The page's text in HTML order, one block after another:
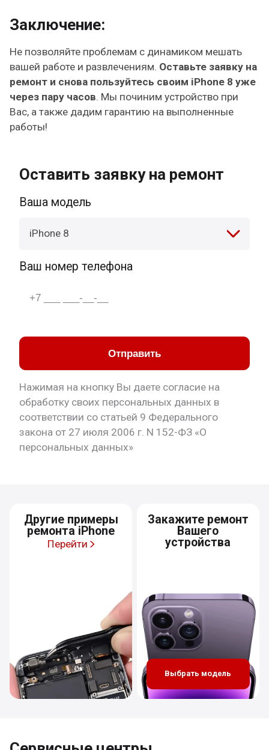
Заключение:
Не позволяйте проблемам с динамиком мешать
вашей работе и развлечениям. Оставьте заявку на
ремонт и снова пользуйтесь своим iPhone 8 уже
через пару часов. Мы починим устройство при
Вас, а также дадим гарантию на выполненные
работы!
Оставить заявку на ремонт
Ваша модель
iPhone 8
Ваш номер телефона
Отправить
Нажимая на кнопку Вы даете согласие на
обработку своих персональных данных в
соответствии со статьей 9 Федерального
закона от 27 июля 2006 г. N 152-ФЗ «О
персональных данных»
Другие примеры
ремонта iPhone
Перейти
Закажите ремонт
Вашего
устройства
Выбрать модель